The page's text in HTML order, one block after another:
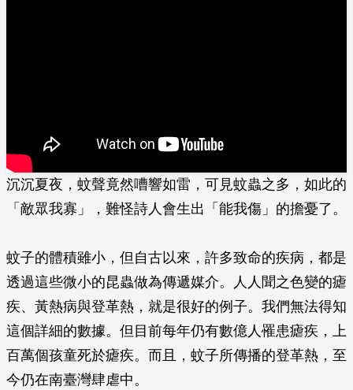
沉沉夏夜，蚊聲竟然嘈響如雷，可見蚊蟲之多，如此的
「敵眾我寡」，難怪詩人會生出「能我傷」的擔憂了。
蚊子的體積雖小，但自古以來，許多致命的疾病，都是
透過這些微小的昆蟲做為傳遞媒介。人人聞之色變的瘧
疾、黃熱病與登革熱，就是很好的例子。我們無法得知
這個詳細的數據。­但目前每年仍有數億人罹患瘧疾，上
百萬個孩童死於瘧疾。而且，蚊子所傳播的登革熱，至
今仍在南臺灣肆虐中。